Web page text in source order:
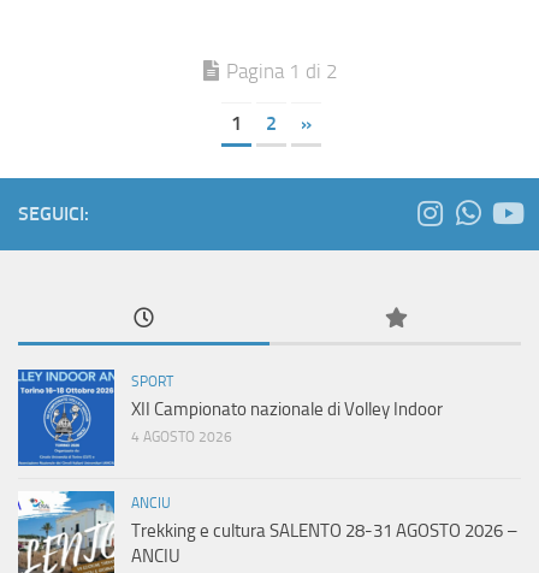
Pagina 1 di 2
1 2 »
SEGUICI:
SPORT
XII Campionato nazionale di Volley Indoor
4 AGOSTO 2026
ANCIU
Trekking e cultura SALENTO 28-31 AGOSTO 2026 –
ANCIU